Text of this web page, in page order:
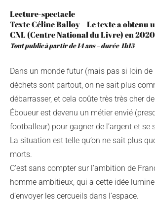
Lecture-spectacle
Texte Céline Balloy – Le texte a obtenu
CNL (Centre National du Livre) en
Tout public à partir de 14 ans – durée 1h15
Dans un monde futur (mais pas si loin de
déchets sont partout, on ne sait plus
débarrasser, et cela coûte très très cher
Éboueur est devenu un métier envié
footballeur) pour gagner de l’argent et se
La situation est telle qu’on ne sait plus
morts.
C’est sans compter sur l’ambition de
homme ambitieux, qui a cette idée
d’envoyer les cercueils dans l’espace.